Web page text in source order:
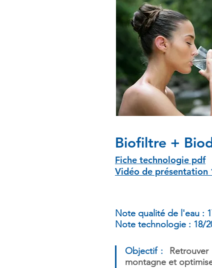
Biofiltre +
Fiche technologie pdf
Vidéo de présentation
Note qualité de l'eau :
Note technologie : 18/
Objectif :
montagne et